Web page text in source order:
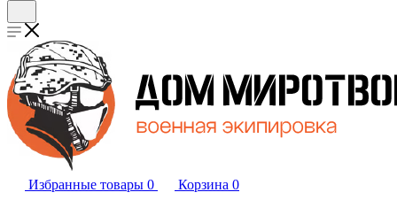
Избранные товары 0 Корзина 0